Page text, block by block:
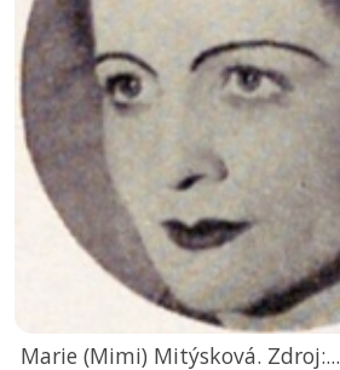
Marie (Mimi) Mitýsková. Zdroj:...